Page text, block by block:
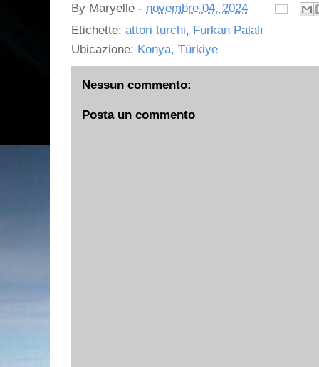
By Maryelle - novembre 04, 2024
Etichette: attori turchi, Furkan Palalı
Ubicazione: Konya, Türkiye
Nessun commento:
Posta un commento